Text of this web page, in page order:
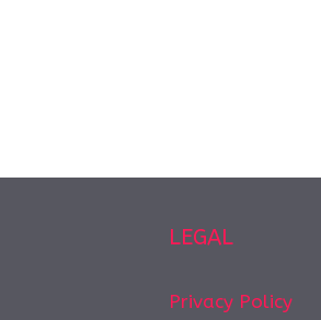
LEGAL
Privacy Policy